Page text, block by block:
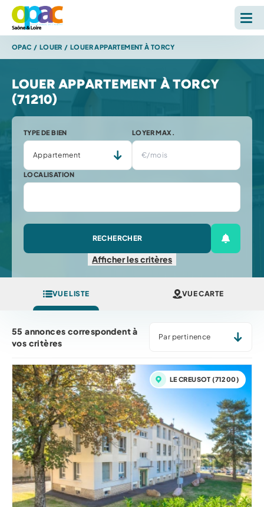
LOUER
ACHETER
L'OPAC
S'INFORMER
ESPACE PERSONNEL
OPAC / LOUER / LOUER APPARTEMENT À TORCY
LOUER APPARTEMENT À TORCY
(71210)
TYPE DE BIEN LOYER MAX.
LOCALISATION
RECHERCHER
Créer
Afficherles critères
VUE LISTE VUE CARTE
55 annonces correspondent à
vos critères
LE CREUSOT (71200)